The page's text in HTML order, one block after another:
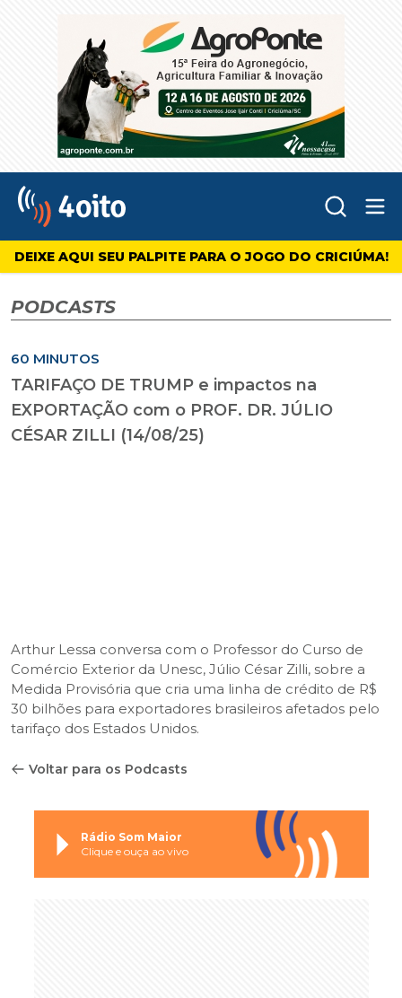
4oito
DEIXE AQUI SEU PALPITE PARA O JOGO DO CRICIÚMA!
PODCASTS
60 MINUTOS
TARIFAÇO DE TRUMP e impactos na
EXPORTAÇÃO com o PROF. DR. JÚLIO
CÉSAR ZILLI (14/08/25)
Arthur Lessa conversa com o Professor do Curso de
Comércio Exterior da Unesc, Júlio César Zilli, sobre a
Medida Provisória que cria uma linha de crédito de R$
30 bilhões para exportadores brasileiros afetados pelo
tarifaço dos Estados Unidos.
Voltar para os Podcasts
Rádio Som Maior
Clique e ouça ao vivo